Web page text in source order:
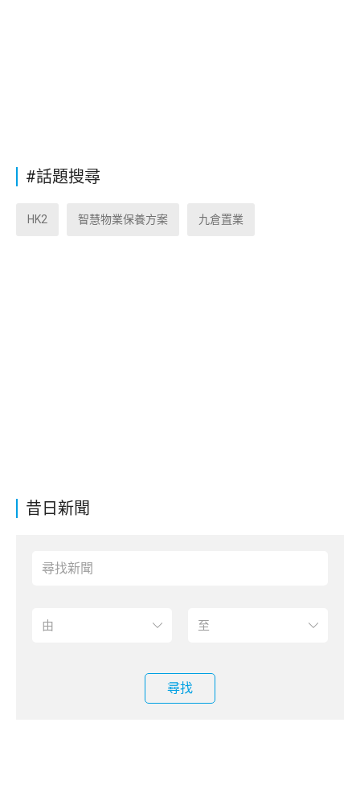
昔日新聞
尋找
#話題搜尋
HK2 智慧物業保養方案 九倉置業